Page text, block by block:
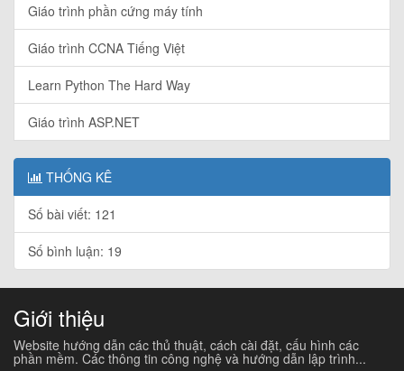
Giáo trình phần cứng máy tính
Giáo trình CCNA Tiếng Việt
Learn Python The Hard Way
Giáo trình ASP.NET
THỐNG KÊ
Số bài viết: 121
Số bình luận: 19
Giới thiệu
Website hướng dẫn các thủ thuật, cách cài đặt, cấu hình các
phần mềm. Các thông tin công nghệ và hướng dẫn lập trình...